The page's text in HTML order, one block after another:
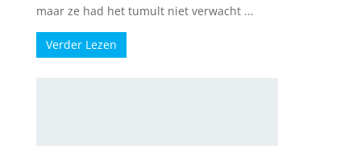
maar ze had het tumult niet verwacht ...
Verder Lezen